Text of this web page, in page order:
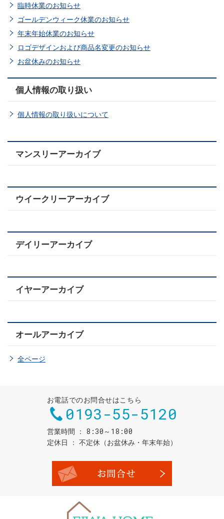
臨時休業のお知らせ
ゴールデンウィーク休業のお知らせ
年末年始休業のお知らせ
ロゴデザインおよび商品名変更のお知らせ
お盆休みのお知らせ
個人情報の取り扱い
個人情報の取り扱いについて
マンスリーアーカイブ
ウイークリーアーカイブ
デイリーアーカイブ
イヤーアーカイブ
オールアーカイブ
全ページ
お電話でのお問合せはこちら
0193-55-5120
営業時間 8:30～18:00
定休日 不定休（お盆休み・年末年始）